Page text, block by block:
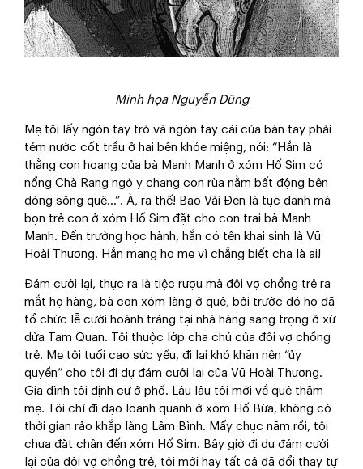
Minh họa Nguyễn Dũng
Mẹ tôi lấy ngón tay trỏ và ngón tay cái của bàn tay phải
tém nước cốt trầu ở hai bên khóe miệng, nói: “Hắn là
thằng con hoang của bà Manh Manh ở xóm Hố Sim có
nổng Chà Rang ngó y chang con rùa nằm bất động bên
dòng sông quê…”. À, ra thế! Bao Vải Đen là tục danh mà
bọn trẻ con ở xóm Hố Sim đặt cho con trai bà Manh
Manh. Đến trường học hành, hắn có tên khai sinh là Vũ
Hoài Thương. Hắn mang họ mẹ vì chẳng biết cha là ai!
Đám cưới lại, thực ra là tiệc rượu mà đôi vợ chồng trẻ ra
mắt họ hàng, bà con xóm làng ở quê, bởi trước đó họ đã
tổ chức lễ cưới hoành tráng tại nhà hàng sang trọng ở xứ
dừa Tam Quan. Tôi thuộc lớp cha chú của đôi vợ chồng
trẻ. Mẹ tôi tuổi cao sức yếu, đi lại khó khăn nên “ủy
quyền” cho tôi đi dự đám cưới lại của Vũ Hoài Thương.
Gia đình tôi định cư ở phố. Lâu lâu tôi mới về quê thăm
mẹ. Tôi chỉ đi dạo loanh quanh ở xóm Hố Bứa, không có
thời gian rảo khắp làng Lâm Bình. Mấy chục năm rồi, tôi
chưa đặt chân đến xóm Hố Sim. Bây giờ đi dự đám cưới
lại của đôi vợ chồng trẻ, tôi mới hay tất cả đã đổi thay tự